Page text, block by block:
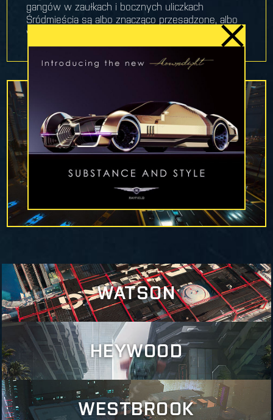
gangów w zaułkach i bocznych uliczkach
Śródmieścia są albo znacząco przesadzone, albo
wyjątkowo nieaktualne.
WATSON
Gdy w 2023 w centrum Night City doszło do katastrofy
nuklearnej, pobliskie miasteczko Watson stało się ostoją, w
której sponiewierana, lecz niezłomna populacja miasta
znalazła schronienie. Mimo, że do lat 50. XXI wieku Watson
przestało być rdzeniem aglomeracji i wróciło do roli
HEYWOOD
Choć rzadko występuje w braindansie czy holoreklamach,
WESTBROOK